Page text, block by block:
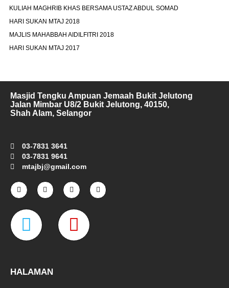
KULIAH MAGHRIB KHAS BERSAMA USTAZ ABDUL SOMAD
HARI SUKAN MTAJ 2018
MAJLIS MAHABBAH AIDILFITRI 2018
HARI SUKAN MTAJ 2017
Masjid Tengku Ampuan Jemaah Bukit Jelutong
Jalan Mimbar U8/2 Bukit Jelutong, 40150,
Shah Alam, Selangor
03-7831 3641
03-7831 9641
mtajbj@gmail.com
F
a
c
b
-
I
n
s
T
w
i
e
Y
o
u
W
a
e
M
a
HALAMAN